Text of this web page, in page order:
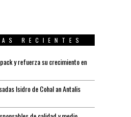
RECIENTES
y refuerza su crecimiento en
Isidro de Cohal an Antalis